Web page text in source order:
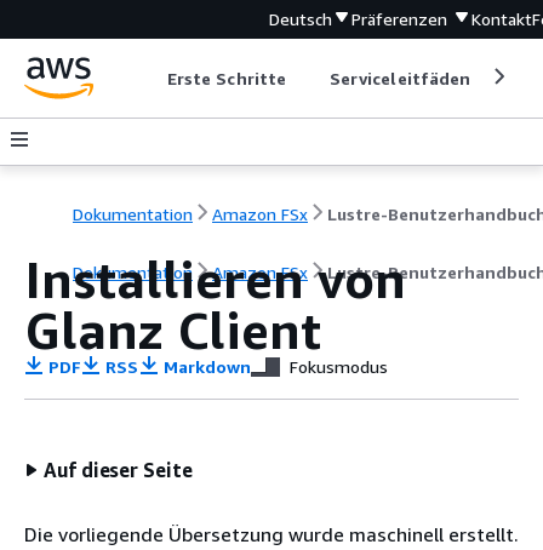
Deutsch Präferenzen Kontakt
Erste Schritte Serviceleitfäden
Dokumentation Amazon FSx Lustre-
Dokumentation Amazon FSx Lustre-
Installieren von
Glanz Client
PDF RSS Markdown Fokusmodus
Auf dieser Seite
Die vorliegende Übersetzung wurde maschinell erstellt.